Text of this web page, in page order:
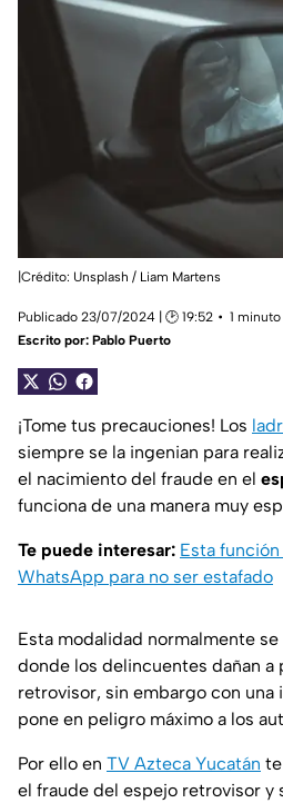
|Crédito: Unsplash / Liam Martens
Publicado 23/07/2024 | 🕑 19:52
1
Escrito por: Pablo Puerto
¡Tome tus precauciones! Los
siempre se la ingenian para
el nacimiento del fraude en el
funciona de una manera muy
Te puede interesar: Esta
WhatsApp para no ser estafado
Esta modalidad normalmente
donde los delincuentes dañan
retrovisor, sin embargo con
pone en peligro máximo a los
Por ello en TV Azteca Yucatán
el fraude del espejo retrovisor y